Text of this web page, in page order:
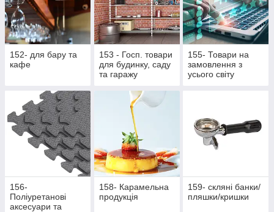
152- для бару та
кафе
153 - Госп. товари
для будинку, саду
та гаражу
155- Товари на
замовлення з
усього світу
156-
Поліуретанові
аксесуари та
158- Карамельна
продукція
159- скляні банки/
пляшки/кришки